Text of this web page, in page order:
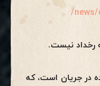
در جریان است، که